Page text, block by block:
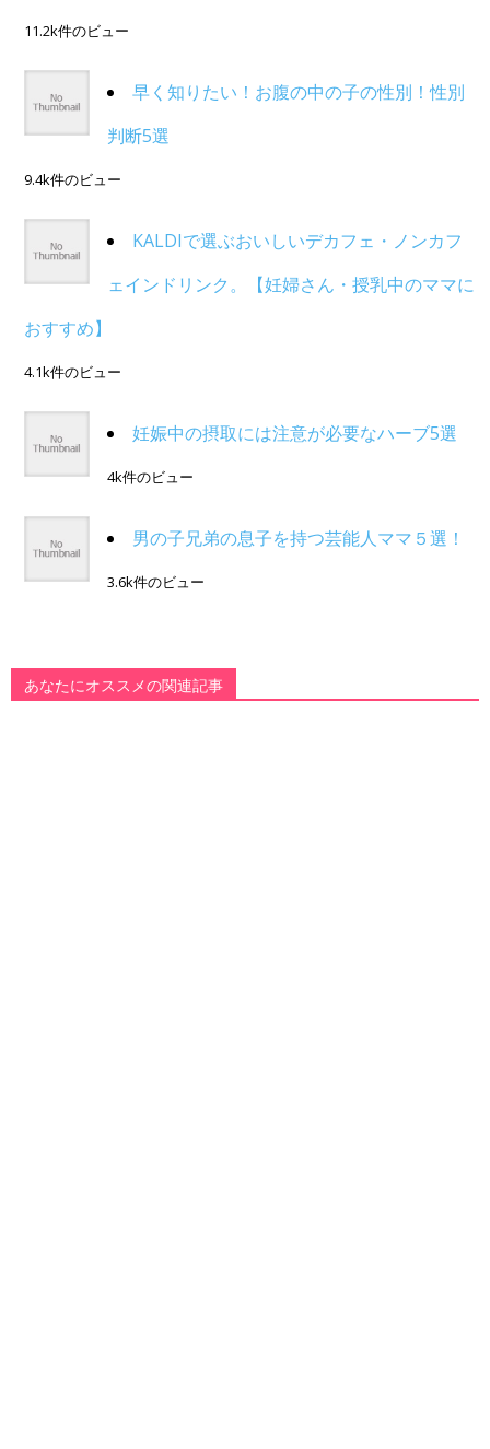
11.2k件のビュー
早く知りたい！お腹の中の子の性別！性別
判断5選
9.4k件のビュー
KALDIで選ぶおいしいデカフェ・ノンカフ
ェインドリンク。【妊婦さん・授乳中のママに
おすすめ】
4.1k件のビュー
妊娠中の摂取には注意が必要なハーブ5選
4k件のビュー
男の子兄弟の息子を持つ芸能人ママ５選！
3.6k件のビュー
あなたにオススメの関連記事